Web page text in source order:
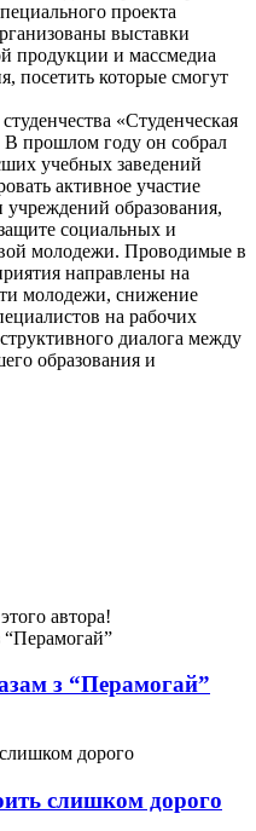
проекта
выставки
продукции и массмедиа
посетить которые смогут
студенчества «Студенческая
В прошлом году он собрал
учебных заведений
активное участие
образования,
социальных и
молодежи. Проводимые в
направлены на
молодежи, снижение
на рабочих
диалога между
образования и
автора!
з “Перамогай”
слишком дорого